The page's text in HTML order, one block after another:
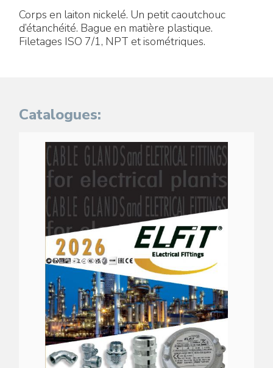
Corps en laiton nickelé. Un petit caoutchouc
d’étanchéité. Bague en matière plastique.
Filetages ISO 7/1, NPT et isométriques.
Catalogues: